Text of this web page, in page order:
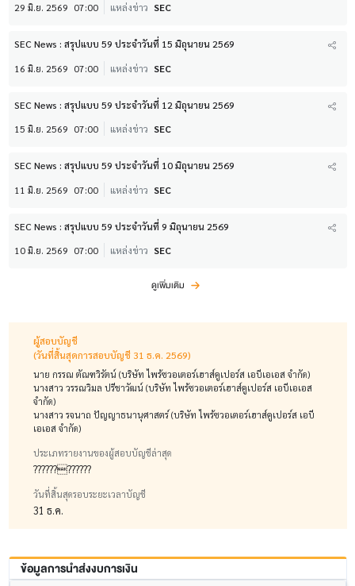
29 มิ.ย. 2569 07:00 แหล่งข่าว SEC
SEC News : สรุปแบบ 59 ประจำวันที่ 15 มิถุนายน 2569
16 มิ.ย. 2569 07:00 แหล่งข่าว SEC
SEC News : สรุปแบบ 59 ประจำวันที่ 12 มิถุนายน 2569
15 มิ.ย. 2569 07:00 แหล่งข่าว SEC
SEC News : สรุปแบบ 59 ประจำวันที่ 10 มิถุนายน 2569
11 มิ.ย. 2569 07:00 แหล่งข่าว SEC
SEC News : สรุปแบบ 59 ประจำวันที่ 9 มิถุนายน 2569
10 มิ.ย. 2569 07:00 แหล่งข่าว SEC
ดูเพิ่มเติม
ผู้สอบบัญชี
(วันที่สิ้นสุดการสอบบัญชี 31 ธ.ค. 2569)
นาย กรรณ ตัณฑวิรัตน์ (บริษัท ไพร้ซวอเตอร์เฮาส์คูเปอร์ส เอบีเอเอส จำกัด)
นางสาว วรรณวิมล ปรีชาวัฒน์ (บริษัท ไพร้ซวอเตอร์เฮาส์คูเปอร์ส เอบีเอเอส
จำกัด)
นางสาว รจนาถ ปัญญาธนานุศาสตร์ (บริษัท ไพร้ซวอเตอร์เฮาส์คูเปอร์ส เอบี
เอเอส จำกัด)
ประเภทรายงานของผู้สอบบัญชีล่าสุด
????????????
วันที่สิ้นสุดรอบระยะเวลาบัญชี
31 ธ.ค.
ข้อมูลการนำส่งงบการเงิน